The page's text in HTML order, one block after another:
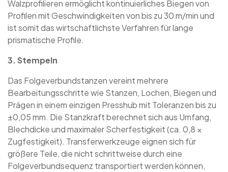
Walzprofilieren ermöglicht kontinuierliches Biegen von
Profilen mit Geschwindigkeiten von bis zu 30 m/min und
ist somit das wirtschaftlichste Verfahren für lange
prismatische Profile.
3. Stempeln
Das Folgeverbundstanzen vereint mehrere
Bearbeitungsschritte wie Stanzen, Lochen, Biegen und
Prägen in einem einzigen Presshub mit Toleranzen bis zu
±0,05 mm. Die Stanzkraft berechnet sich aus Umfang,
Blechdicke und maximaler Scherfestigkeit (ca. 0,8 ×
Zugfestigkeit). Transferwerkzeuge eignen sich für
größere Teile, die nicht schrittweise durch eine
Folgeverbundsequenz transportiert werden können,